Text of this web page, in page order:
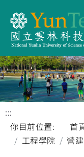
:::
你目前位置:
首
工程學院
營